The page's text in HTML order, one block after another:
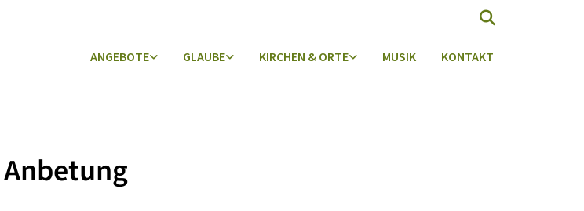
ANGEBOTE GLAUBE KIRCHEN & ORTE MUSIK KONTAKT